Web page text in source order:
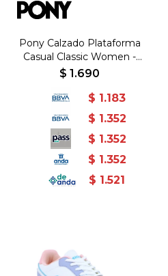
Pony Calzado Plataforma
Casual Classic Women -
Beige - Beige
$ 1.690
$ 1.183
$ 1.352
$ 1.352
$ 1.352
$ 1.521